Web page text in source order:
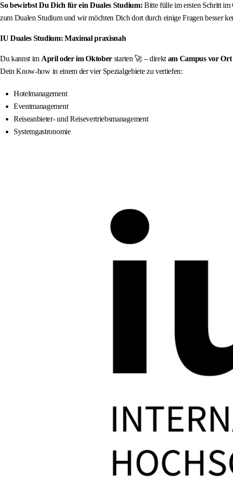
So bewirbst Du Dich für ein Duales Studium: Bitte fülle im ersten Schritt
zum Dualen Studium und wir möchten Dich dort durch einige Fragen besser
IU Duales Studium: Maximal praxisnah
Du kannst im April oder im Oktober starten 🚀 – direkt am Campus vor Ort
Dein Know-how in einem der vier Spezialgebiete zu vertiefen:
Hotelmanagement
Eventmanagement
Reiseanbieter- und Reisevertriebsmanagement
Systemgastronomie